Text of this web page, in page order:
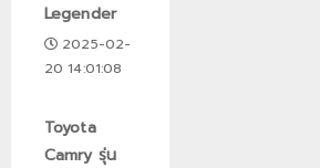
Legender
2025-02-
20 14:01:08
Toyota
Camry รุ่น